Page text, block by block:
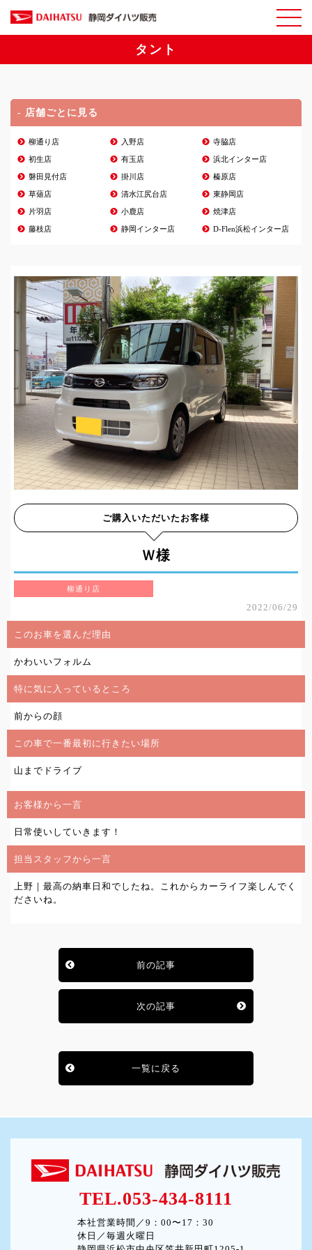
タント
- 店舗ごとに見る
柳通り店 入野店 寺脇店
初生店 有玉店 浜北インター店
磐田見付店 掛川店 榛原店
草薙店 清水江尻台店 東静岡店
片羽店 小鹿店 焼津店
藤枝店 静岡インター店 D-Flen浜松インター店
ご購入いただいたお客様
Ｗ様
柳通り店
2022/06/29
このお車を選んだ理由
かわいいフォルム
特に気に入っているところ
前からの顔
この車で一番最初に行きたい場所
山までドライブ
お客様から一言
日常使いしていきます！
担当スタッフから一言
上野｜最高の納車日和でしたね。これからカーライフ楽しんでく
ださいね。
前の記事
次の記事
一覧に戻る
TEL.053-434-8111
本社営業時間／9：00〜17：30
休日／毎週火曜日